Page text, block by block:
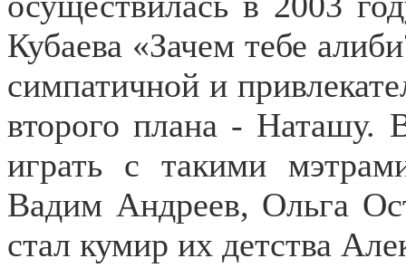
Кубаева «Зачем тебе
симпатичной и
второго плана - Наташу.
играть с такими
Вадим Андреев, Ольга
стал кумир их детства